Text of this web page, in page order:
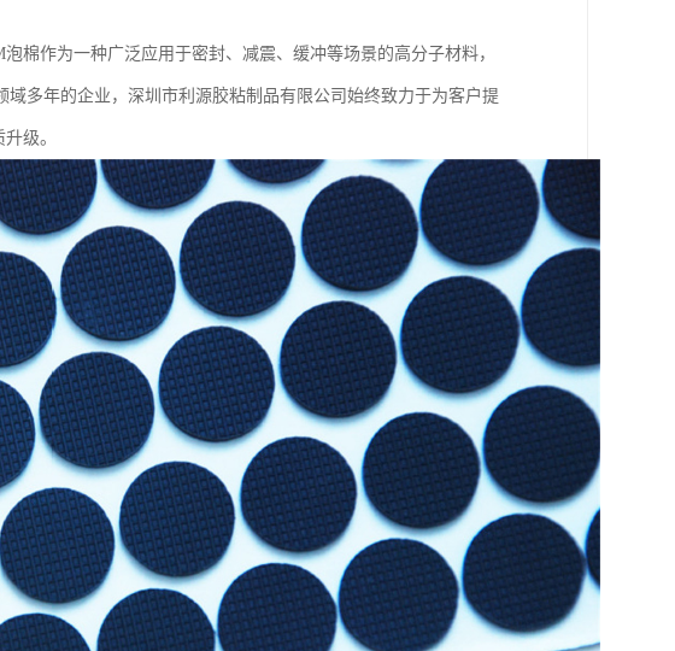
棉作为一种广泛应用于密封、减震、缓冲等场景的高分子材料，
多年的企业，深圳市利源胶粘制品有限公司始终致力于为客户提
级。